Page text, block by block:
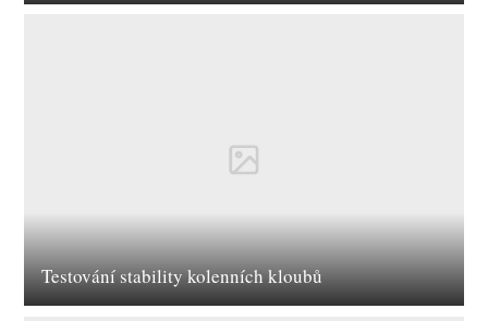
Testování stability kolenních kloubů